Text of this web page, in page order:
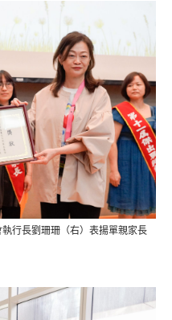
行長劉珊珊（右）表揚單親家長